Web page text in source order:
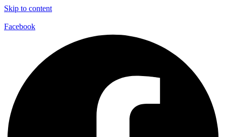
Skip to content
Facebook